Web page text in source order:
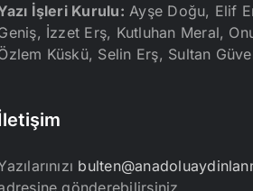
İşleri Kurulu: Ayşe Doğu, Elif
İzzet Erş, Kutluhan Meral,
Küskü, Selin Erş, Sultan
gönderebilirsiniz.